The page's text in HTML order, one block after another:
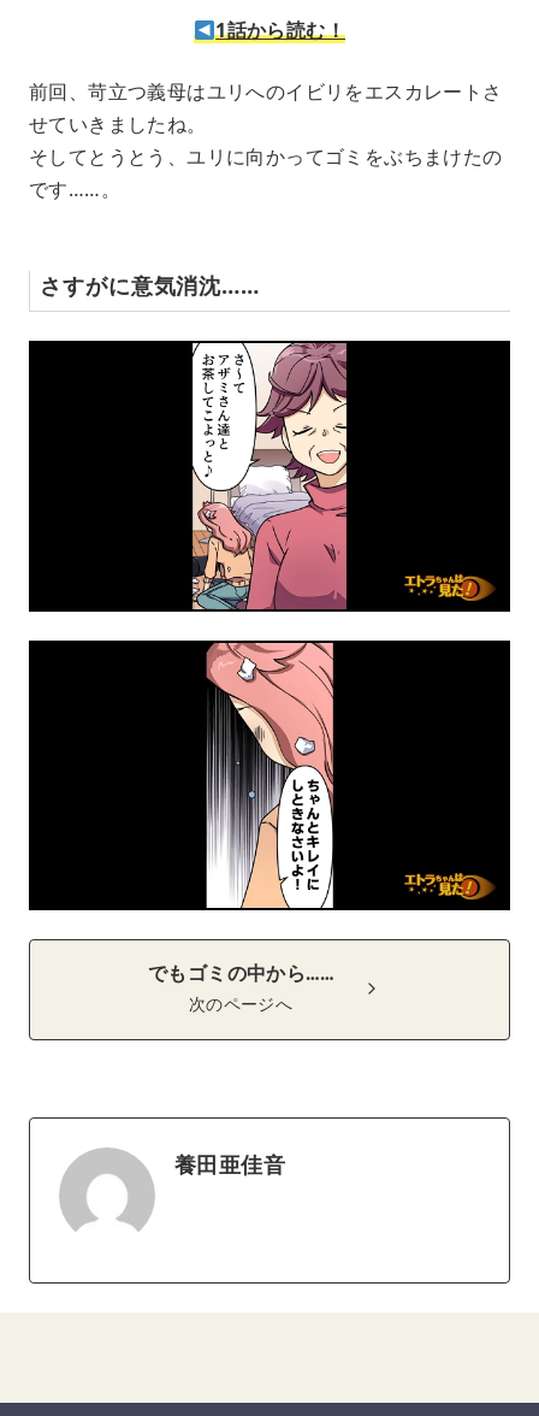
1話から読む！
前回、苛立つ義母はユリへのイビリをエスカレートさ
せていきましたね。
そしてとうとう、ユリに向かってゴミをぶちまけたの
です……。
さすがに意気消沈……
でもゴミの中から……
次のページへ
養田亜佳音